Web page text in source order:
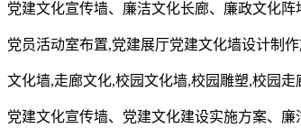
党建文化宣传墙、廉洁文化长廊、廉政文化
党员活动室布置,党建展厅党建文化墙设计制
文化墙,走廊文化,校园文化墙,校园雕塑,校园
党建文化宣传墙、党建文化建设实施方案、